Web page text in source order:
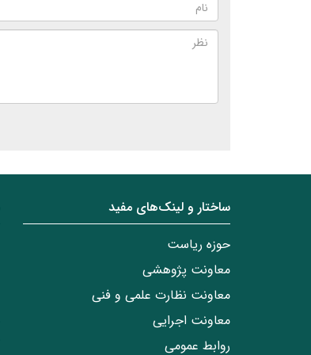
ساختار‌‌ و‌‌ لینک‌های مفید
حوزه ریاست
معاونت پژوهشی
معاونت نظارت علمی و فنی
معاونت اجرایی
روابط عمومی